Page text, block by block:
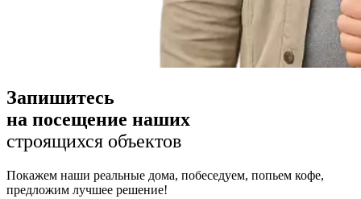
Запишитесь
на посещение наших
строящихся объектов
Покажем наши реальные дома, побеседуем, попьем кофе,
предложим лучшее решение!